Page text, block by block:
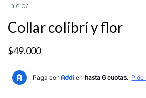
Inicio/
Collar colibrí y flor
$49.000